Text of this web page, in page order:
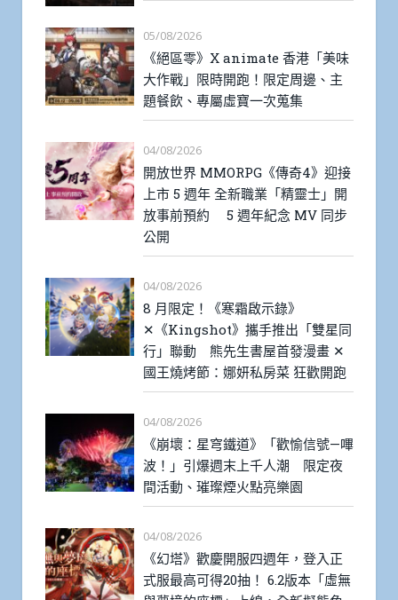
05/08/2026
《絕區零》X animate 香港「美味
大作戰」限時開跑！限定周邊、主
題餐飲、專屬虛寶一次蒐集
04/08/2026
開放世界 MMORPG《傳奇4》迎接
上市 5 週年 全新職業「精靈士」開
放事前預約 5 週年紀念 MV 同步
公開
04/08/2026
8 月限定！《寒霜啟示錄》
✕《Kingshot》攜手推出「雙星同
行」聯動 熊先生書屋首發漫畫 ✕
國王燒烤節：娜妍私房菜 狂歡開跑
04/08/2026
《崩壞：星穹鐵道》「歡愉信號—嗶
波！」引爆週末上千人潮 限定夜
間活動、璀璨煙火點亮樂園
04/08/2026
《幻塔》歡慶開服四週年，登入正
式服最高可得20抽！ 6.2版本「虛無